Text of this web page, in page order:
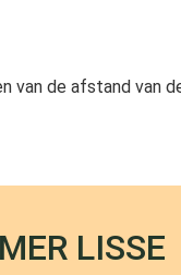
van de afstand
LISSE